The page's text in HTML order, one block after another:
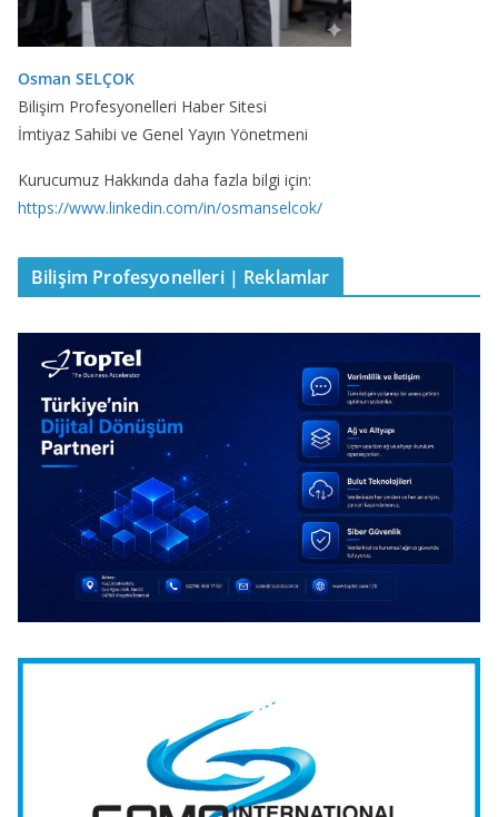
Osman SELÇOK
Bilişim Profesyonelleri Haber Sitesi
İmtiyaz Sahibi ve Genel Yayın Yönetmeni
Kurucumuz Hakkında daha fazla bilgi için:
https://www.linkedin.com/in/osmanselcok/
Bilişim Profesyonelleri | Reklamlar